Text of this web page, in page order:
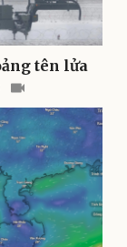
tên lửa